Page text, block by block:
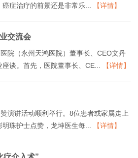
症治疗的前景还是非常乐...
【详情】
交流会
院（永州天鸿医院）董事长、CEO文丹
谈。首先，医院董事长、CE...
【详情】
演讲活动顺利举行。8位患者或家属走上
珠护士点赞，龙坤医生每...
【详情】